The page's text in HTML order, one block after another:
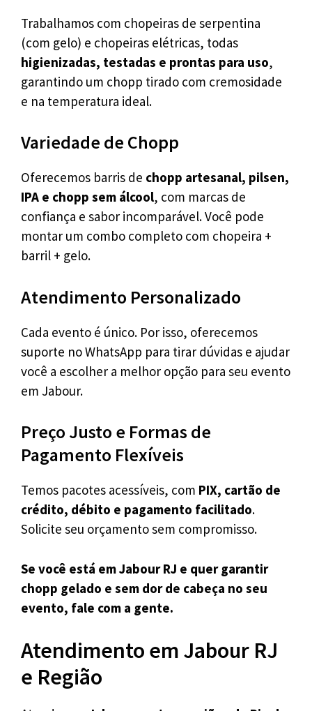
Trabalhamos com chopeiras de serpentina
(com gelo) e chopeiras elétricas, todas
higienizadas, testadas e prontas para uso,
garantindo um chopp tirado com cremosidade
e na temperatura ideal.
Variedade de Chopp
Oferecemos barris de chopp artesanal, pilsen,
IPA e chopp sem álcool, com marcas de
confiança e sabor incomparável. Você pode
montar um combo completo com chopeira +
barril + gelo.
Atendimento Personalizado
Cada evento é único. Por isso, oferecemos
suporte no WhatsApp para tirar dúvidas e ajudar
você a escolher a melhor opção para seu evento
em Jabour.
Preço Justo e Formas de
Pagamento Flexíveis
Temos pacotes acessíveis, com PIX, cartão de
crédito, débito e pagamento facilitado.
Solicite seu orçamento sem compromisso.
Se você está em Jabour RJ e quer garantir
chopp gelado e sem dor de cabeça no seu
evento, fale com a gente.
Atendimento em Jabour RJ
e Região